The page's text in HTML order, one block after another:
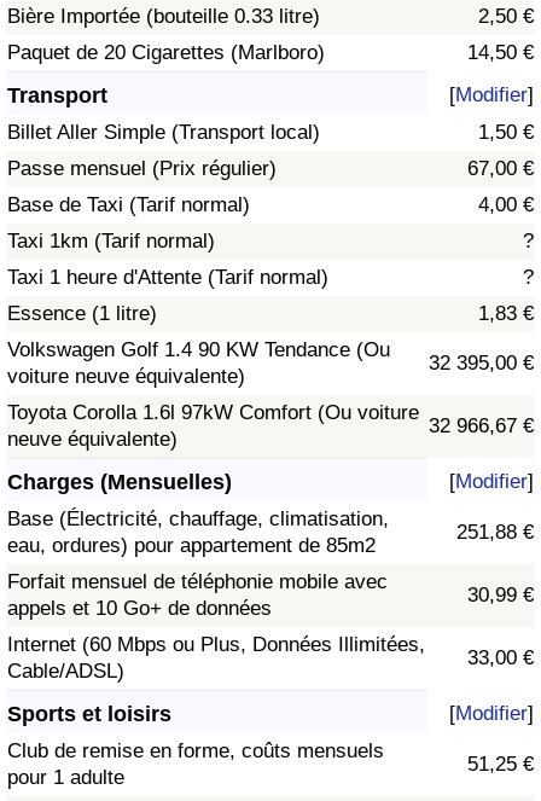
Bière Importée (bouteille 0.33 litre)
2,50 €
Paquet de 20 Cigarettes (Marlboro)
14,50 €
Transport [Modifier]
Billet Aller Simple (Transport local)
1,50 €
Passe mensuel (Prix régulier)
67,00 €
Base de Taxi (Tarif normal)
4,00 €
Taxi 1km (Tarif normal)
?
Taxi 1 heure d'Attente (Tarif normal)
?
Essence (1 litre)
1,83 €
Volkswagen Golf 1.4 90 KW Tendance (Ou
voiture neuve équivalente)
32 395,00 €
Toyota Corolla 1.6l 97kW Comfort (Ou voiture
neuve équivalente)
32 966,67 €
Charges (Mensuelles) [Modifier]
Base (Électricité, chauffage, climatisation,
eau, ordures) pour appartement de 85m2
251,88 €
Forfait mensuel de téléphonie mobile avec
appels et 10 Go+ de données
30,99 €
Internet (60 Mbps ou Plus, Données Illimitées,
Cable/ADSL)
33,00 €
Sports et loisirs [Modifier]
Club de remise en forme, coûts mensuels
pour 1 adulte
51,25 €
Indice de Trafic par Pays